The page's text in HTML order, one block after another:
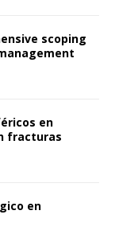
scoping
en
fracturas
en